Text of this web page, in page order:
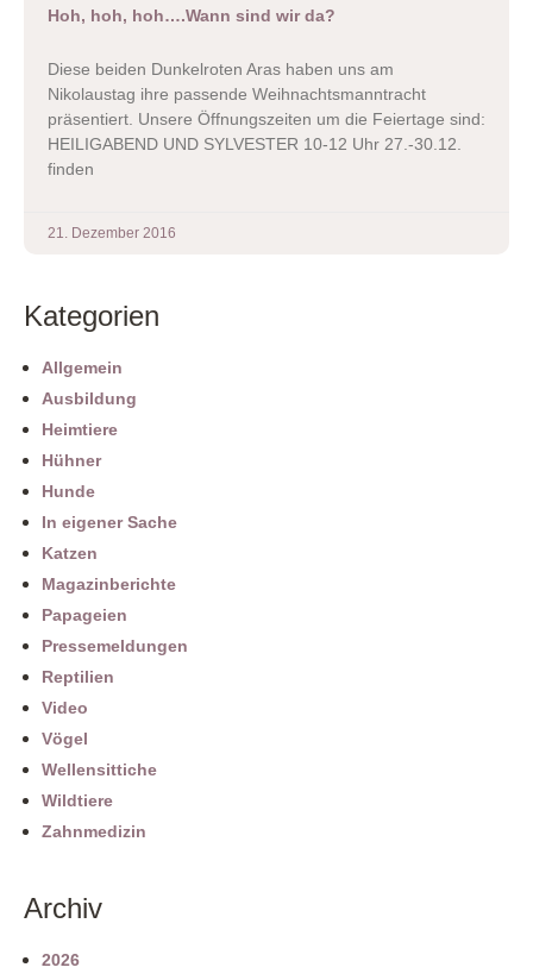
Hoh, hoh, hoh….Wann sind wir da?
Diese beiden Dunkelroten Aras haben uns am
Nikolaustag ihre passende Weihnachtsmanntracht
präsentiert. Unsere Öffnungszeiten um die Feiertage sind:
HEILIGABEND UND SYLVESTER 10-12 Uhr 27.-30.12.
finden
21. Dezember 2016
Kategorien
Allgemein
Ausbildung
Heimtiere
Hühner
Hunde
In eigener Sache
Katzen
Magazinberichte
Papageien
Pressemeldungen
Reptilien
Video
Vögel
Wellensittiche
Wildtiere
Zahnmedizin
Archiv
2026